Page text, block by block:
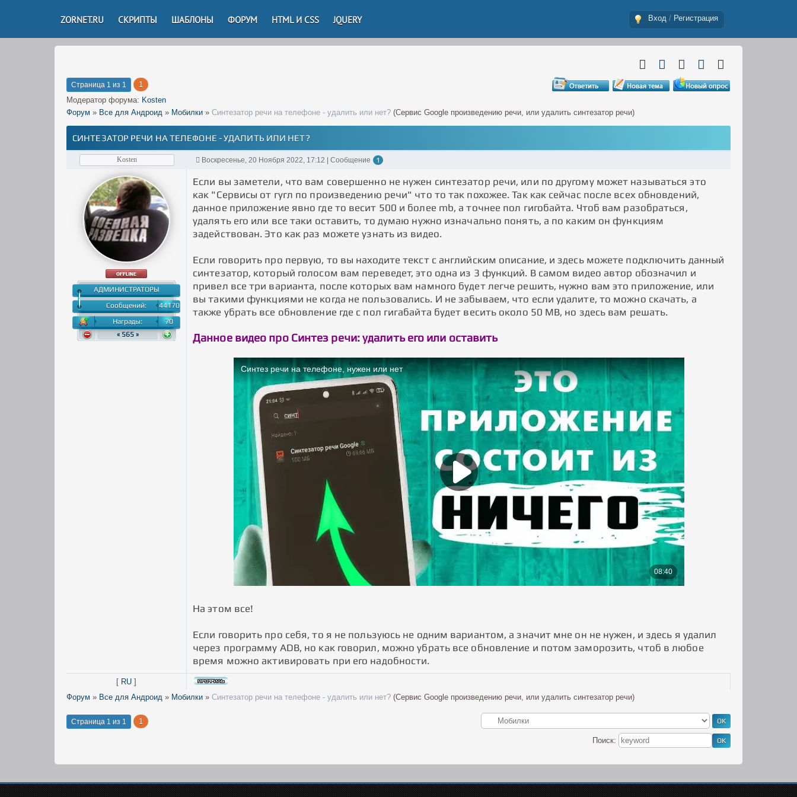
ZORNET.RU СКРИПТЫ ШАБЛОНЫ ФОРУМ HTML И CSS JQUERY Вход / Регистрация
Страница 1 из 1
1
Модератор форума: Kosten
Форум » Все для Андроид » Мобилки » Синтезатор речи на телефоне - удалить или нет? (Сервис Google произведению речи, или удалить синтезатор речи)
СИНТЕЗАТОР РЕЧИ НА ТЕЛЕФОНЕ - УДАЛИТЬ ИЛИ НЕТ?
Kosten Воскресенье, 20 Ноября 2022, 17:12 | Сообщение 1
АДМИНИСТРАТОРЫ
Сообщений:
44170
Награды:
70
« 565 »
Если вы заметели, что вам совершенно не нужен синтезатор речи, или по другому может называться это
как "Сервисы от гугл по произведению речи" что то так похожее. Так как сейчас после всех обновдений,
данное приложение явно где то весит 500 и более mb, а точнее пол гигобайта. Чтоб вам разобраться,
удалять его или все таки оставить, то думаю нужно изначально понять, а по каким он функциям
задействован. Это как раз можете узнать из видео.
Если говорить про первую, то вы находите текст с английским описание, и здесь можете подключить данный
синтезатор, который голосом вам переведет, это одна из 3 функций. В самом видео автор обозначил и
привел все три варианта, после которых вам намного будет легче решить, нужно вам это приложение, или
вы такими функциями не когда не пользовались. И не забываем, что если удалите, то можно скачать, а
также убрать все обновление где с пол гигабайта будет весить около 50 MB, но здесь вам решать.
Данное видео про Синтез речи: удалить его или оставить
На этом все!
Если говорить про себя, то я не пользуюсь не одним вариантом, а значит мне он не нужен, и здесь я удалил
через программу ADB, но как говорил, можно убрать все обновление и потом заморозить, чтоб в любое
время можно активировать при его надобности.
[ RU ]
Форум » Все для Андроид » Мобилки » Синтезатор речи на телефоне - удалить или нет? (Сервис Google произведению речи, или удалить синтезатор речи)
Страница 1 из 1 1
Поиск: